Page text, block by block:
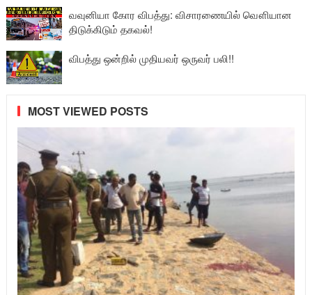
வவுனியா கோர விபத்து: விசாரணையில் வௌியான
திடுக்கிடும் தகவல்!
விபத்து ஒன்றில் முதியவர் ஒருவர் பலி!!
MOST VIEWED POSTS